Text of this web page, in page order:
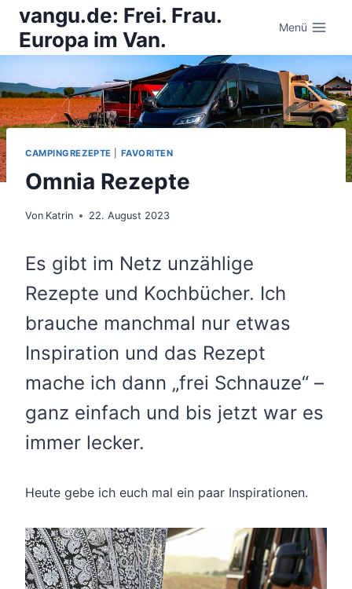
Zum
Inhalt
springen
vangu.de: Frei. Frau.
Europa im Van.
Menü
CAMPINGREZEPTE FAVORITEN
Omnia Rezepte
Von Katrin 22. August 2023
Es gibt im Netz unzählige
Rezepte und Kochbücher. Ich
brauche manchmal nur etwas
Inspiration und das Rezept
mache ich dann „frei Schnauze“ –
ganz einfach und bis jetzt war es
immer lecker.
Heute gebe ich euch mal ein paar Inspirationen.